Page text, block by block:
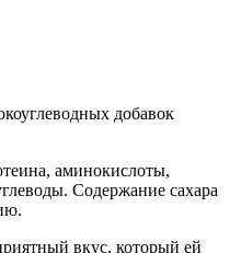
добавок
аминокислоты,
Содержание сахара
вкус, который ей